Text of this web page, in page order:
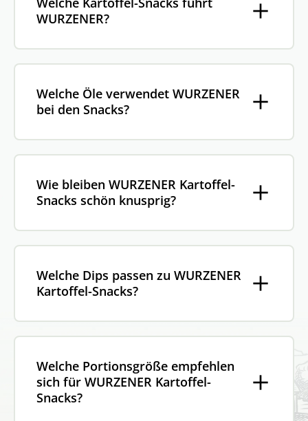
WURZENER?
Welche Öle verwendet WURZENER
bei den Snacks?
Wie bleiben WURZENER Kartoffel-
Snacks schön knusprig?
Welche Dips passen zu WURZENER
Kartoffel-Snacks?
Welche Portionsgröße empfehlen
sich für WURZENER Kartoffel-
Snacks?